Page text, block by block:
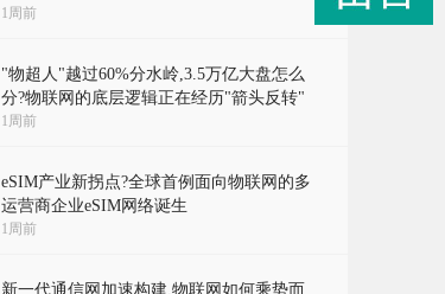
1周前
"物超人"越过60%分水岭,3.5万亿大盘怎么
分?物联网的底层逻辑正在经历"箭头反转"
1周前
eSIM产业新拐点?全球首例面向物联网的多
运营商企业eSIM网络诞生
1周前
新一代通信网加速构建,物联网如何乘势而